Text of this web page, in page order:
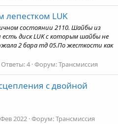
лепестком LUK
состоянии 2110. Шайбы из
диск LUK с которым шайбы не
2 бара тд 05.По жесткости как
Ответы: 4 Форум:Трансмиссия
с двойной
2022 Форум:Трансмиссия